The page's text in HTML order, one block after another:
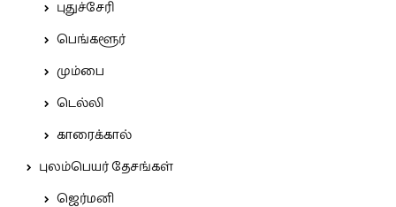
புதுச்சேரி
பெங்களூர்
மும்பை
டெல்லி
காரைக்கால்
புலம்பெயர் தேசங்கள்
ஜெர்மனி